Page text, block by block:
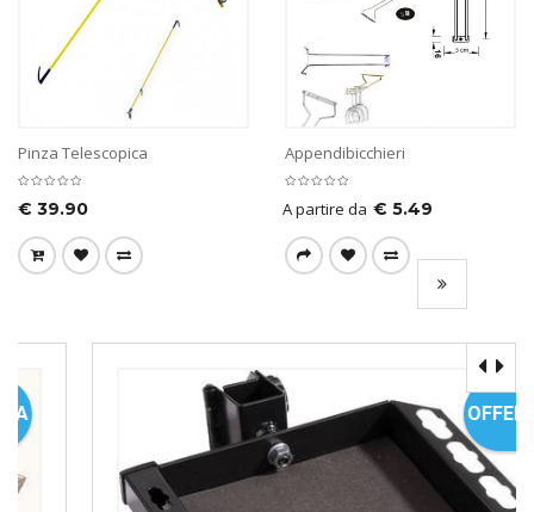
Pinza Telescopica
€ 39.90
Appendibicchieri
A partire da € 5.49
OFFERTA